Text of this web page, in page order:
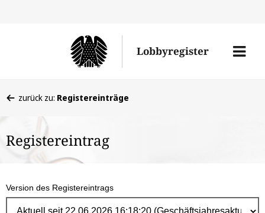
Lobbyregister
Menü
befinden
hier:
zurück zu: Registereinträge
Registereintrag
Version des Registereintrags